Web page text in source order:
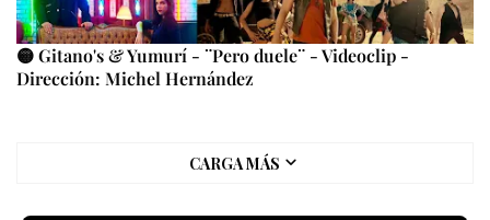
🟡 Gitano's & Yumurí - ¨Pero duele¨ - Videoclip -
Dirección: Michel Hernández
CARGA MÁS